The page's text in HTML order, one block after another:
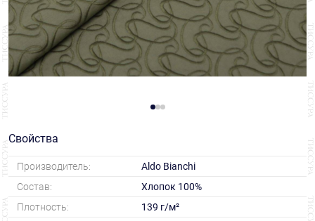
Свойства
Производитель:
Aldo Bianchi
Состав:
Хлопок 100%
Плотность:
139 г/м²